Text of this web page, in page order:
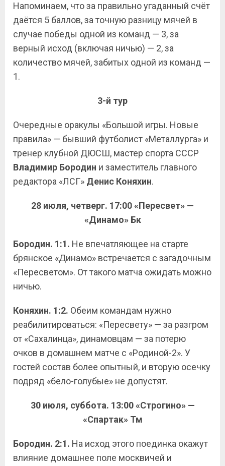
Напоминаем, что за правильно угаданный счёт
даётся 5 баллов, за точную разницу мячей в
случае победы одной из команд — 3, за
верный исход (включая ничью) — 2, за
количество мячей, забитых одной из команд —
1.
3-й тур
Очередные оракулы «Большой игры. Новые
правила» — бывший футболист «Металлурга» и
тренер клубной ДЮСШ, мастер спорта СССР
Владимир Бородин и заместитель главного
редактора «ЛСГ» Денис Коняхин.
28 июля, четверг. 17:00 «Пересвет» —
«Динамо» Бк
Бородин. 1:1. Не впечатляющее на старте
брянское «Динамо» встречается с загадочным
«Пересветом». От такого матча ожидать можно
ничью.
Коняхин. 1:2. Обеим командам нужно
реабилитироваться: «Пересвету» — за разгром
от «Сахалинца», динамовцам — за потерю
очков в домашнем матче с «Родиной-2». У
гостей состав более опытный, и вторую осечку
подряд «бело-голубые» не допустят.
30 июля, суббота. 13:00 «Строгино» —
«Спартак» Тм
Бородин. 2:1. На исход этого поединка окажут
влияние домашнее поле москвичей и